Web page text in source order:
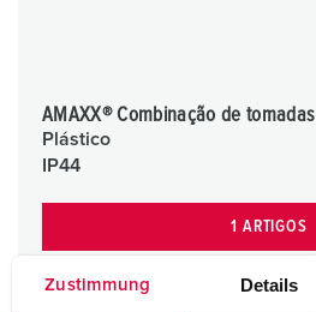
Zustimmung Details
AMAXX® Combinação de tomadas
Plástico
IP44
1 ARTIGOS